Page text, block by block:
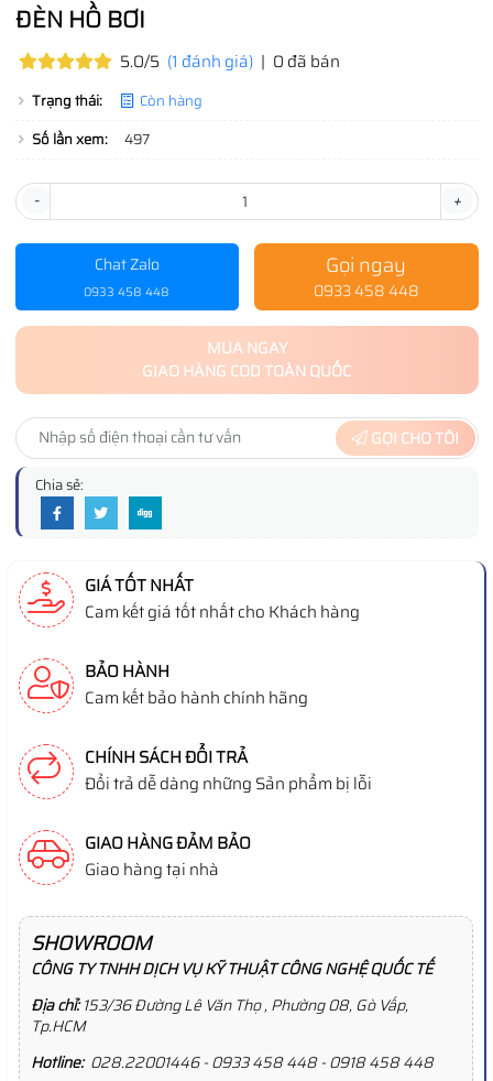
ĐÈN HỒ BƠI
5.0/5 (1 đánh giá) | 0 đã bán
Trạng thái:
Còn hàng
Số lần xem:
497
- +
Chat Zalo
0933 458 448
Gọi ngay
0933 458 448
MUA NGAY
GIAO HÀNG COD TOÀN QUỐC
GỌI CHO TÔI
Chia sẻ:
GIÁ TỐT NHẤT
Cam kết giá tốt nhất cho Khách hàng
BẢO HÀNH
Cam kết bảo hành chính hãng
CHÍNH SÁCH ĐỔI TRẢ
Đổi trả dễ dàng những Sản phẩm bị lỗi
GIAO HÀNG ĐẢM BẢO
Giao hàng tại nhà
SHOWROOM
CÔNG TY TNHH DỊCH VỤ KỸ THUẬT CÔNG NGHỆ QUỐC TẾ
Địa chỉ: 153/36 Đường Lê Văn Thọ , Phường 08, Gò Vấp,
Tp.HCM
Hotline: 028.22001446 - 0933 458 448 - 0918 458 448